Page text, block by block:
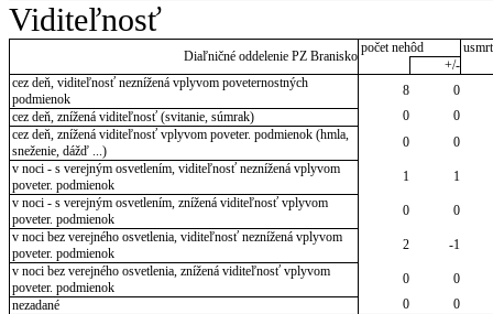
Viditeľnosť
Diaľničné oddelenie PZ Branisko
počet nehôd
+/-
cez deň, viditeľnosť neznížená vplyvom poveternostných
podmienok
8
0
cez deň, znížená viditeľnosť (svitanie, súmrak)
0
0
cez deň, znížená viditeľnosť vplyvom poveter. podmienok (hmla,
sneženie, dážď ...)
0
0
v noci - s verejným osvetlením, viditeľnosť neznížená vplyvom
poveter. podmienok
1
1
v noci - s verejným osvetlením, znížená viditeľnosť vplyvom
poveter. podmienok
0
0
v noci bez verejného osvetlenia, viditeľnosť neznížená vplyvom
poveter. podmienok
2
-1
v noci bez verejného osvetlenia, znížená viditeľnosť vplyvom
poveter. podmienok
0
0
nezadané
0 0